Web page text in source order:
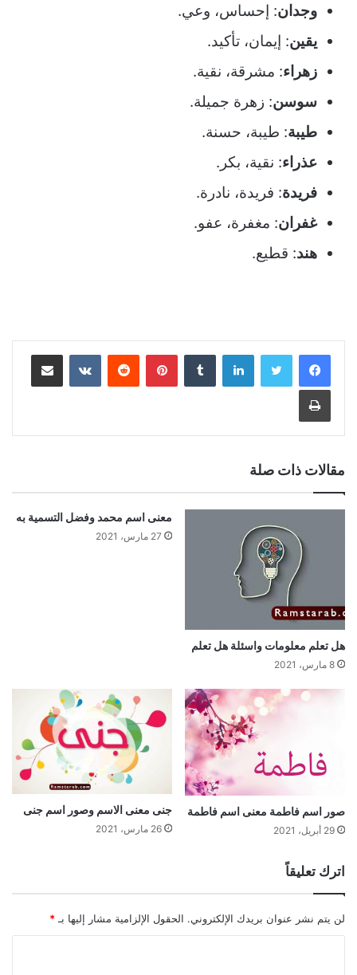
وجدان: إحساس، وعي.
يقين: إيمان، تأكيد.
زهراء: مشرقة، نقية.
سوسن: زهرة جميلة.
طيبة: طيبة، حسنة.
عذراء: نقية، بكر.
فريدة: فريدة، نادرة.
غفران: مغفرة، عفو.
هند: قطيع.
لينكدإن بينتيريست مشاركة عبر البريد
طباعة
مقالات ذات صلة
هل تعلم معلومات واسئلة هل تعلم
8 مارس، 2021
معنى اسم محمد وفضل التسمية به
27 مارس، 2021
صور اسم فاطمة معنى اسم فاطمة
29 أبريل، 2021
جنى معنى الاسم وصور اسم جنى
26 مارس، 2021
اترك تعليقاً
لن يتم نشر عنوان بريدك الإلكتروني. الحقول الإلزامية مشار إليها بـ *